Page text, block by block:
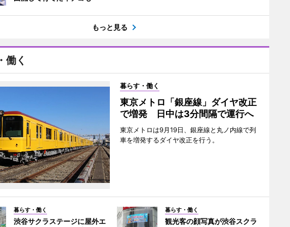
もっと見る
働く
暮らす・働く
東京メトロ「銀座線」ダイヤ改正
で増発 日中は3分間隔で運行へ
東京メトロは9月19日、銀座線と丸ノ内線で列
車を増発するダイヤ改正を行う。
暮らす・働く
渋谷サクラステージに屋外エ
暮らす・働く
観光客の顔写真が渋谷スクラ